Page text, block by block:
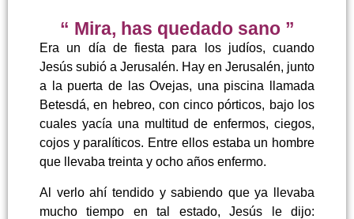
“ Mira, has quedado sano ”
Era un día de fiesta para los judíos, cuando
Jesús subió a Jerusalén. Hay en Jerusalén, junto
a la puerta de las Ovejas, una piscina llamada
Betesdá, en hebreo, con cinco pórticos, bajo los
cuales yacía una multitud de enfermos, ciegos,
cojos y paralíticos. Entre ellos estaba un hombre
que llevaba treinta y ocho años enfermo.
Al verlo ahí tendido y sabiendo que ya llevaba
mucho tiempo en tal estado, Jesús le dijo: